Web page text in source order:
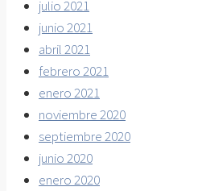
julio 2021
junio 2021
abril 2021
febrero 2021
enero 2021
noviembre 2020
septiembre 2020
junio 2020
enero 2020